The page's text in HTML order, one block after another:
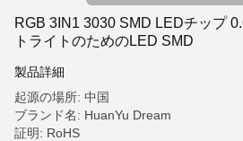
RGB 3IN1 3030 SMD LEDチップ
トライトのためのLED SMD
製品詳細
起源の場所: 中国
ブランド名: HuanYu Dream
証明: RoHS